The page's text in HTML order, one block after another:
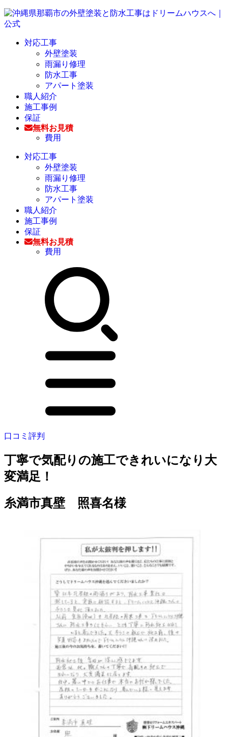
対応工事
外壁塗装
雨漏り修理
防水工事
アパート塗装
職人紹介
施工事例
保証
無料お見積
費用
対応工事
外壁塗装
雨漏り修理
防水工事
アパート塗装
職人紹介
施工事例
保証
無料お見積
費用
口コミ評判
丁寧で気配りの施工できれいになり大
変満足！
糸満市真壁 照喜名様